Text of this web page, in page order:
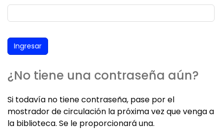
¿No tiene una contraseña aún?
Si todavía no tiene contraseña, pase por el
mostrador de circulación la próxima vez que venga a
la biblioteca. Se le proporcionará una.